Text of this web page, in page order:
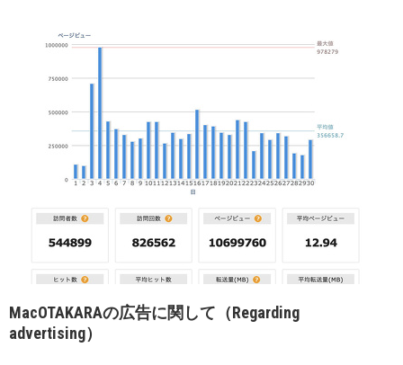
MacOTAKARAの広告に関して（Regarding
advertising）